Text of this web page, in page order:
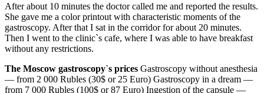
After about 10 minutes the doctor called me and reported the results.
She gave me a color printout with characteristic moments of the
gastroscopy. After that I sat in the corridor for about 20 minutes.
Then I went to the clinic`s cafe, where I was able to have breakfast
without any restrictions.
The Moscow gastroscopy`s prices Gastroscopy without anesthesia
— from 2 000 Rubles (30$ or 25 Euro) Gastroscopy in a dream —
from 7 000 Rubles (100$ or 87 Euro) Ingestion of the capsule —